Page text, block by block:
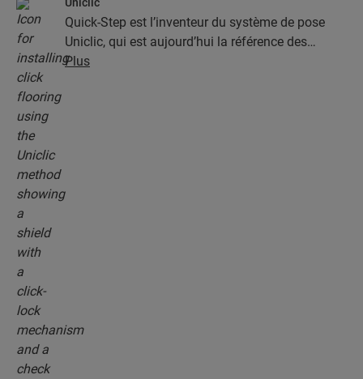
Uniclic
Quick-Step est l’inventeur du système de pose
Uniclic, qui est aujourd’hui la référence des
systèmes de pose par encliquetage. Utilisez le
Plus